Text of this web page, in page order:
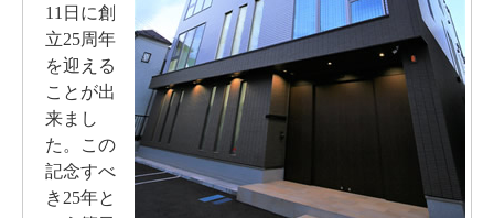
11日に創
立25周年
を迎える
ことが出
来まし
た。この
記念すべ
き25年と